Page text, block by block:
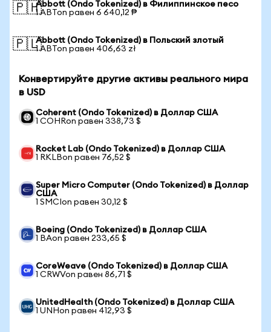
🇵🇭Abbott (Ondo Tokenized) в Филиппинское песо
1 ABTon равен 6 640,12 ₱
🇵🇱Abbott (Ondo Tokenized) в Польский злотый
1 ABTon равен 406,63 zł
Конвертируйте другие активы реального мира
в USD
Coherent (Ondo Tokenized) в Доллар США
1 COHRon равен 338,73 $
Rocket Lab (Ondo Tokenized) в Доллар США
1 RKLBon равен 76,52 $
Super Micro Computer (Ondo Tokenized) в Доллар
США
1 SMCIon равен 30,12 $
Boeing (Ondo Tokenized) в Доллар США
1 BAon равен 233,65 $
CoreWeave (Ondo Tokenized) в Доллар США
1 CRWVon равен 86,71 $
UnitedHealth (Ondo Tokenized) в Доллар США
1 UNHon равен 412,93 $